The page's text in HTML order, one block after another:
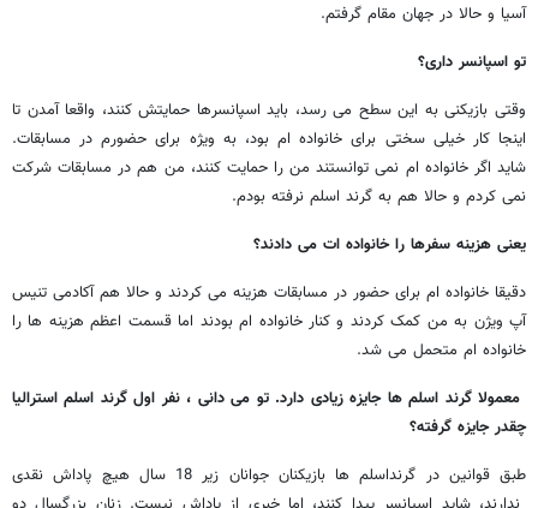
آسیا و حالا در جهان مقام گرفتم.
تو اسپانسر داری؟
وقتی بازیکنی به این سطح می رسد، باید اسپانسرها حمایتش کنند، واقعا آمدن تا
اینجا کار خیلی سختی برای خانواده ام بود، به ویژه برای حضورم در مسابقات.
شاید اگر خانواده ام نمی توانستند من را حمایت کنند، من هم در مسابقات شرکت
نمی کردم و حالا هم به گرند اسلم نرفته بودم.
یعنی هزینه سفرها را خانواده ات می دادند؟
دقیقا خانواده ام برای حضور در مسابقات هزینه می کردند و حالا هم آکادمی تنیس
آپ ویژن به من کمک کردند و کنار خانواده ام بودند اما قسمت اعظم هزینه ها را
خانواده ام متحمل می شد.
معمولا گرند اسلم ها جایزه زیادی دارد. تو می دانی ، نفر اول گرند اسلم استرالیا
چقدر جایزه گرفته؟
طبق قوانین در گرنداسلم ها بازیکنان جوانان زیر 18 سال هیچ پاداش نقدی